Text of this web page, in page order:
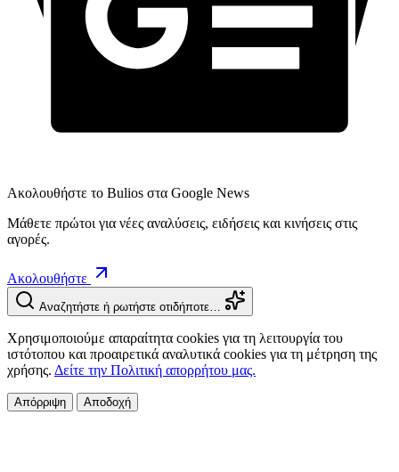
Ακολουθήστε το Bulios στα Google News
Μάθετε πρώτοι για νέες αναλύσεις, ειδήσεις και κινήσεις στις
αγορές.
Ακολουθήστε
Αναζητήστε ή ρωτήστε οτιδήποτε…
Χρησιμοποιούμε απαραίτητα cookies για τη λειτουργία του
ιστότοπου και προαιρετικά αναλυτικά cookies για τη μέτρηση της
χρήσης. Δείτε την Πολιτική απορρήτου μας.
Απόρριψη Αποδοχή